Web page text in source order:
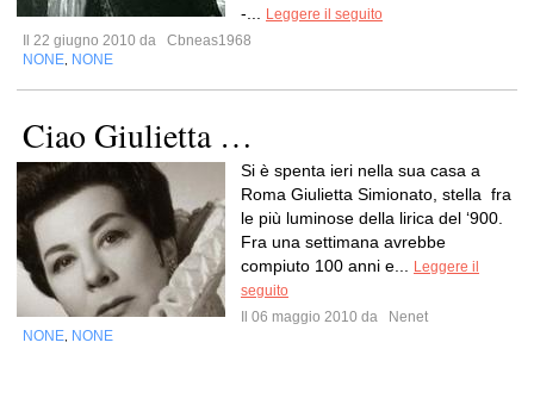
-...
Leggere il seguito
Il 22 giugno 2010 da
Cbneas1968
NONE NONE
Ciao Giulietta …
Si è spenta ieri nella sua casa a
Roma Giulietta Simionato, stella fra
le più luminose della lirica del ‘900.
Fra una settimana avrebbe
compiuto 100 anni e...
Leggere il
seguito
Il 06 maggio 2010 da
Nenet
NONE NONE